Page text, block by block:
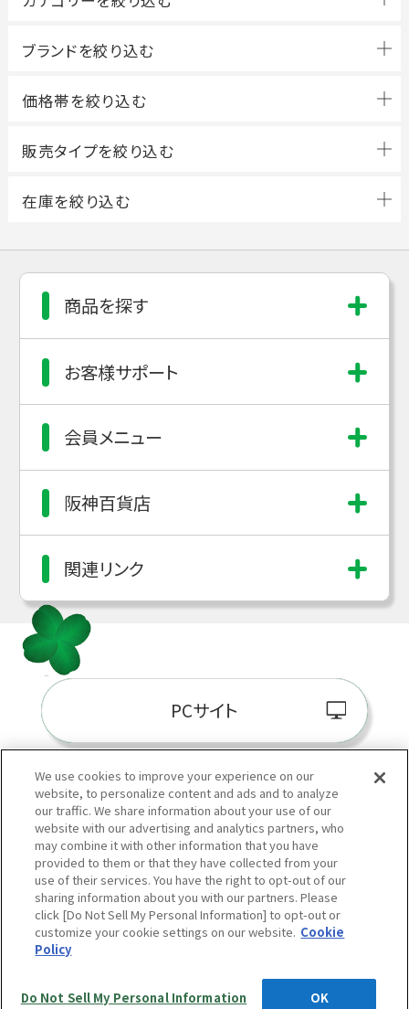
ブランドを絞り込む
商品を探す
お客様サポート
会員メニュー
阪神百貨店
関連リンク
PCサイト
阪神百貨店E-
当サイトの表示価格は個別に税込・税抜等の記載がない場合は「税込価格」です。
We use cookies to improve your experience on our
website, to personalize content and ads and to analyze
our traffic. We share information about your use of our
website with our advertising and analytics partners, who
may combine it with other information that you have
provided to them or that they have collected from your
use of their services. You have the right to opt-out of our
sharing information about you with our partners. Please
click [Do Not Sell My Personal Information] to opt-out or
customize your cookie settings on our website. Cookie
Policy
Do Not Sell My Personal Information OK